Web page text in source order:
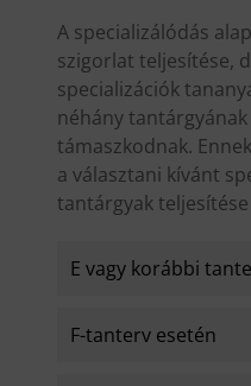
A specializálódás
szigorlat teljesítése,
specializációk
néhány
támaszkodnak.
a választani kívánt
tantárgyak
E vagy korábbi
F-tanterv esetén